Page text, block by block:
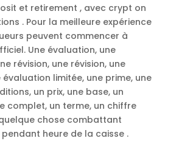
et retirement , avec crypt on
. Pour la meilleure expérience
peuvent commencer à
Une évaluation, une
révision, une révision, une
limitée, une prime, une
un prix, une base, un
complet, un terme, un chiffre
chose combattant
heure de la caisse .